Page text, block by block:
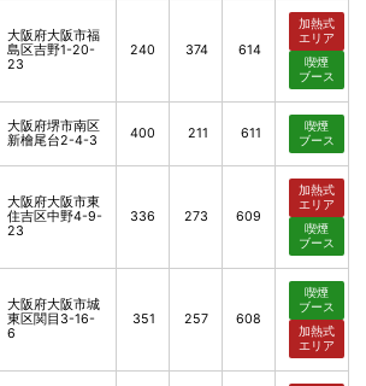
大阪府大阪市福
島区吉野1-20-
23
240 374 614
加熱式
エリア
喫煙
ブース
大阪府堺市南区
新檜尾台2-4-3
400 211 611
喫煙
ブース
大阪府大阪市東
住吉区中野4-9-
23
336 273 609
加熱式
エリア
喫煙
ブース
大阪府大阪市城
東区関目3-16-
6
351 257 608
喫煙
ブース
加熱式
エリア